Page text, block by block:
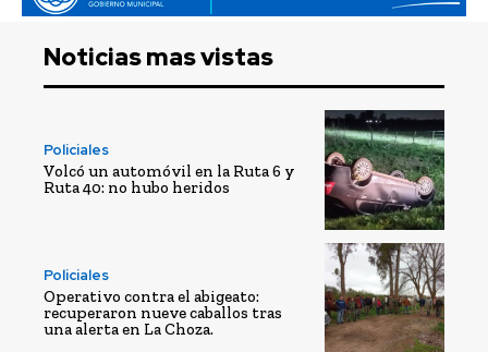
Noticias mas vistas
Policiales
Volcó un automóvil en la Ruta 6 y
Ruta 40: no hubo heridos
Policiales
Operativo contra el abigeato:
recuperaron nueve caballos tras
una alerta en La Choza.